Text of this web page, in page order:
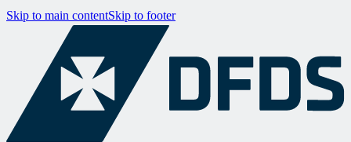
Skip to main contentSkip to footer